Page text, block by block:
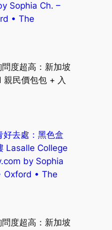
Sophia Ch. –
• The
度超高：新加坡
親民價包包 + 入
好去處：黑色盒
Lasalle College
by Sophia
Oxford • The
度超高：新加坡